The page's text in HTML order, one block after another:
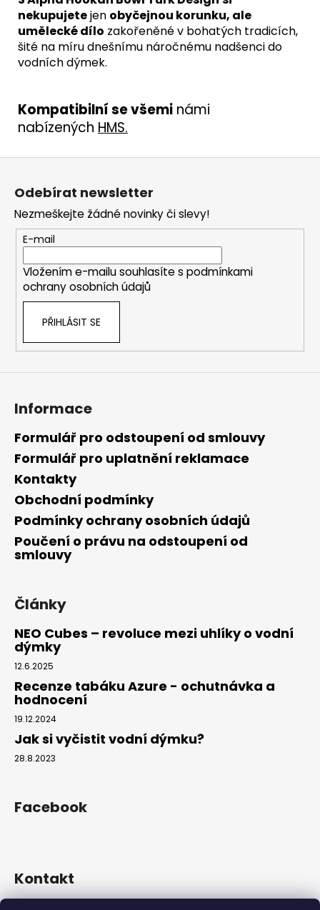
nekupujetejen obyčejnou korunku, ale
umělecké dílo zakořeněné v bohatých tradicích,
šité na míru dnešnímu náročnému nadšenci do
vodních dýmek.
Kompatibilní se všemi námi
nabízených HMS.
Odebírat newsletter
Nezmeškejte žádné novinky či slevy!
E-mail
Vložením e-mailu souhlasíte s podmínkami
ochrany osobních údajů
PŘIHLÁSIT SE
Informace
Formulář pro odstoupení od smlouvy
Formulář pro uplatnění reklamace
Kontakty
Obchodní podmínky
Podmínky ochrany osobních údajů
Poučení o právu na odstoupení od
smlouvy
Články
NEO Cubes – revoluce mezi uhlíky o vodní
dýmky
12.6.2025
Recenze tabáku Azure - ochutnávka a
hodnocení
19.12.2024
Jak si vyčistit vodní dýmku?
28.8.2023
Facebook
Kontakt